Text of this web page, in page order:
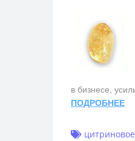
в бизнесе,
ПОДРОБНЕЕ